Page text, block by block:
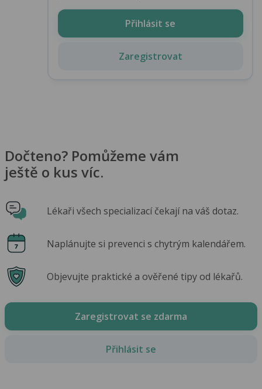
Přihlásit se
Zaregistrovat
Dočteno? Pomůžeme vám
ještě o kus víc.
Lékaři všech specializací čekají na váš dotaz.
Naplánujte si prevenci s chytrým kalendářem.
Objevujte praktické a ověřené tipy od lékařů.
Zaregistrovat se zdarma
Přihlásit se